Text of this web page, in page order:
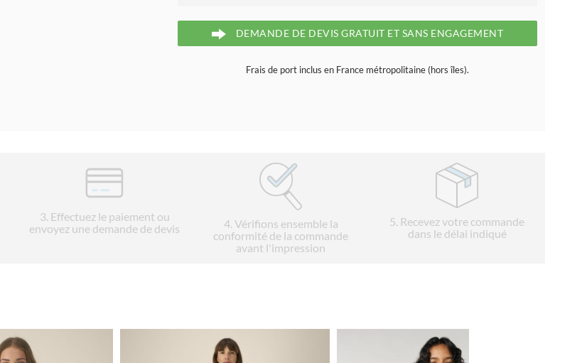
DEMANDE DE DEVIS GRATUIT ET SANS ENGAGEMENT
Frais de port inclus en France métropolitaine (hors îles).
3 . Effectuez le paiement ou
envoyez une demande de devis
4. Vérifions ensemble la
conformité de la commande
avant l'impression
5. Recevez votre commande
dans le délai indiqué